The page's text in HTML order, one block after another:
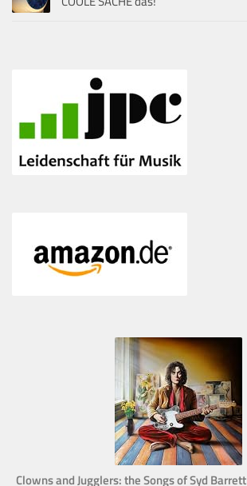
Clowns and Jugglers: the Songs of Syd Barrett